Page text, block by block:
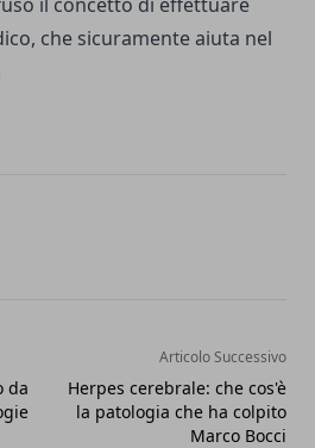
che sicuramente aiuta nel
da
Articolo Successivo
Herpes cerebrale: che cos'è
la patologia che ha colpito
Marco Bocci